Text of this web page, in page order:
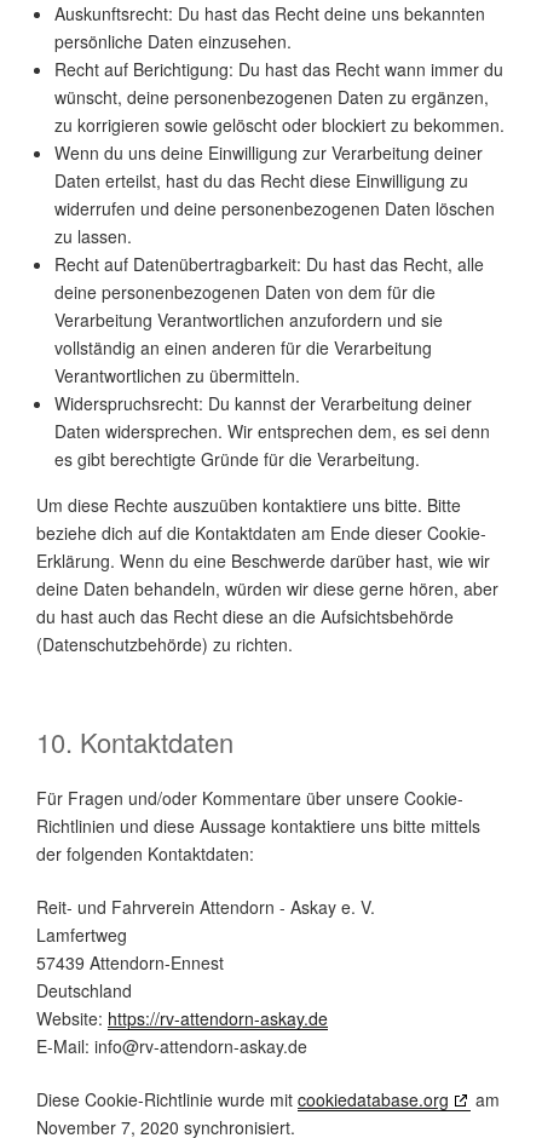
Auskunftsrecht: Du hast das Recht deine uns bekannten
persönliche Daten einzusehen.
Recht auf Berichtigung: Du hast das Recht wann immer du
wünscht, deine personenbezogenen Daten zu ergänzen,
zu korrigieren sowie gelöscht oder blockiert zu bekommen.
Wenn du uns deine Einwilligung zur Verarbeitung deiner
Daten erteilst, hast du das Recht diese Einwilligung zu
widerrufen und deine personenbezogenen Daten löschen
zu lassen.
Recht auf Datenübertragbarkeit: Du hast das Recht, alle
deine personenbezogenen Daten von dem für die
Verarbeitung Verantwortlichen anzufordern und sie
vollständig an einen anderen für die Verarbeitung
Verantwortlichen zu übermitteln.
Widerspruchsrecht: Du kannst der Verarbeitung deiner
Daten widersprechen. Wir entsprechen dem, es sei denn
es gibt berechtigte Gründe für die Verarbeitung.
Um diese Rechte auszuüben kontaktiere uns bitte. Bitte
beziehe dich auf die Kontaktdaten am Ende dieser Cookie-
Erklärung. Wenn du eine Beschwerde darüber hast, wie wir
deine Daten behandeln, würden wir diese gerne hören, aber
du hast auch das Recht diese an die Aufsichtsbehörde
(Datenschutzbehörde) zu richten.
10. Kontaktdaten
Für Fragen und/oder Kommentare über unsere Cookie-
Richtlinien und diese Aussage kontaktiere uns bitte mittels
der folgenden Kontaktdaten:
Reit- und Fahrverein Attendorn - Askay e. V.
Lamfertweg
57439 Attendorn-Ennest
Deutschland
Website: https://rv-attendorn-askay.de
E-Mail: info@rv-attendorn-askay.de
Diese Cookie-Richtlinie wurde mit cookiedatabase.org
am
November 7, 2020 synchronisiert.